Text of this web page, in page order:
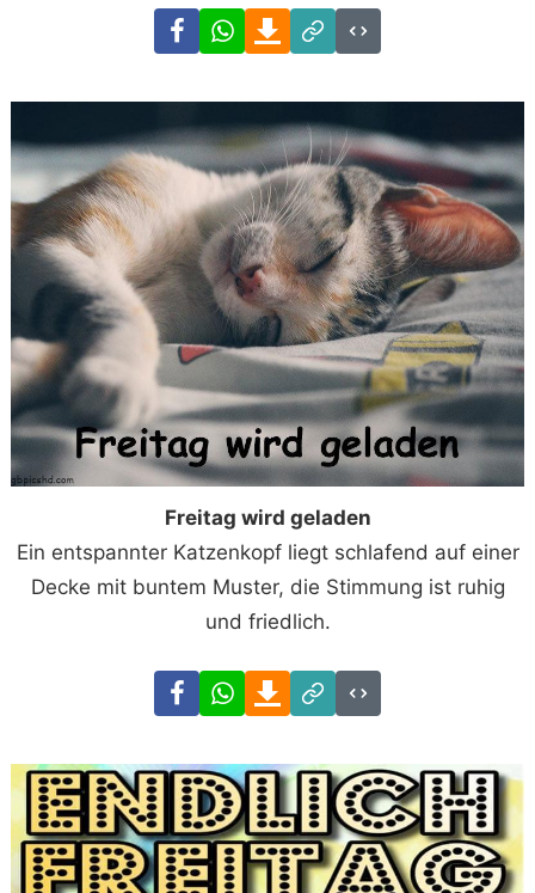
FacebookWhatsAppDownload
Link
Code
Freitag wird geladen
Ein entspannter Katzenkopf liegt schlafend auf einer
Decke mit buntem Muster, die Stimmung ist ruhig
und friedlich.
FacebookWhatsAppDownload
Link
Code